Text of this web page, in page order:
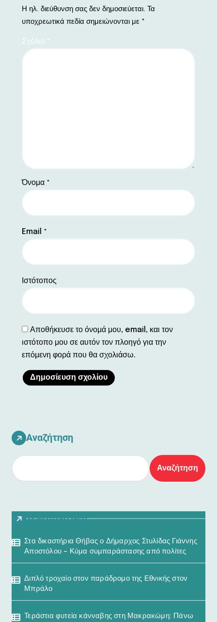
Η ηλ. διεύθυνση σας δεν δημοσιεύεται. Τα
υποχρεωτικά πεδία σημειώνονται με *
Σχόλιο *
Όνομα *
Email *
Ιστότοπος
Αποθήκευσε το όνομά μου, email, και τον
ιστότοπο μου σε αυτόν τον πλοηγό για την
επόμενη φορά που θα σχολιάσω.
Αναζήτηση
Αναζήτηση
Τελευταία Νέα
Στα δικαστήρια Θήβας ο Δήμαρχος Στυλίδας Γιάννης
Αποστόλου – Κύμα συμπαράστασης από πολίτες
Διπλό τροχαίο στον παράδρομο της Εθνικής στον
Μπράλο
Τεράστια φυτεία κάνναβης στη Μακρακώμη: Πάνω